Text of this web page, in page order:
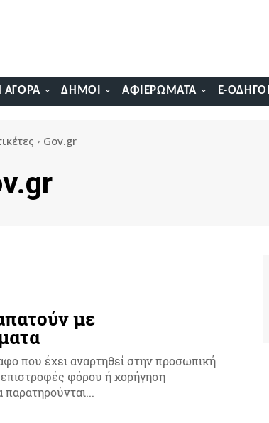
ΑΓΟΡΆ ΔΉΜΟΙ ΑΦΙΕΡΏΜΑΤΑ E-ΟΔΗΓΟΊ
Gov.gr
με
που έχει αναρτηθεί στην προσωπική
φόρου ή χορήγηση
παρατηρούνται...